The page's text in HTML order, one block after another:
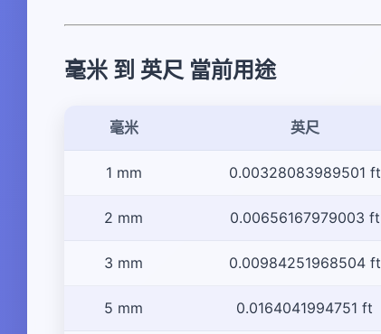
毫米 到 英尺 當前用途
毫米 英尺
1 mm 0.00328083989501 ft
2 mm 0.00656167979003 ft
3 mm 0.00984251968504 ft
5 mm 0.0164041994751 ft